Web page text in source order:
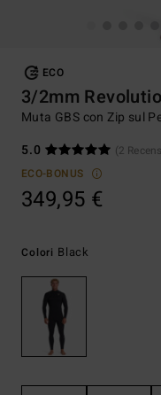
ECO
3/2mm
Muta GBS con Zip sul
5.0
(2
ECO-BONUS
349,95 €
Colori Black